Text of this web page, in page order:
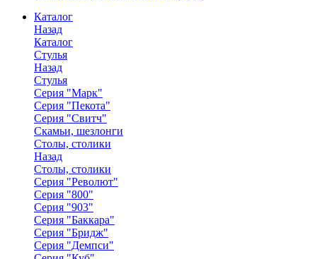
Каталог
Назад
Каталог
Стулья
Назад
Стулья
Серия "Марк"
Серия "Пекота"
Серия "Свитч"
Скамьи, шезлонги
Столы, столики
Назад
Столы, столики
Серия "Револют"
Серия "800"
Серия "903"
Серия "Баккара"
Серия "Бридж"
Серия "Демпси"